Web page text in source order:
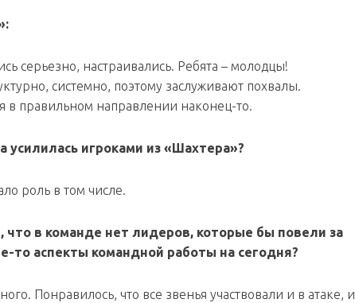
серьезно, настраивались. Ребята – молодцы!
системно, поэтому заслуживают похвалы.
в правильном направлении наконец-то.
игроками из «Шахтера»?
роль в том числе.
в команде нет лидеров, которые бы повели за
то аспекты командной работы на сегодня?
Понравилось, что все звенья участвовали и в атаке, и